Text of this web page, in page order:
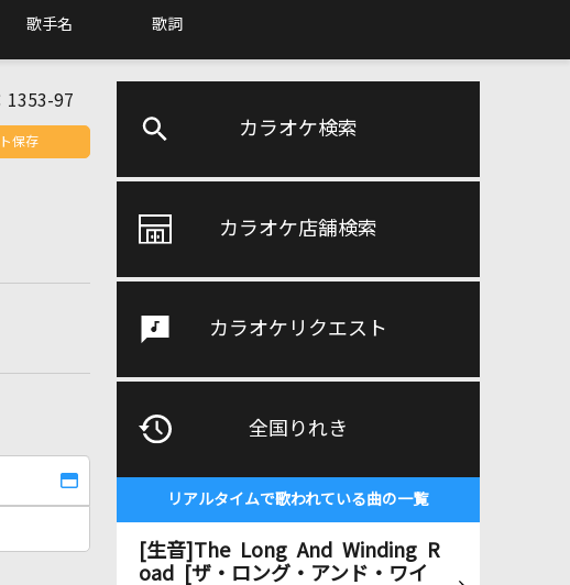
歌手名 歌詞
カラオケ検索
カラオケ店舗検索
カラオケリクエスト
全国りれき
リアルタイムで歌われている曲の一覧
[生音]The Long And Winding R
oad [ザ・ロング・アンド・ワイ
1353-97
保存